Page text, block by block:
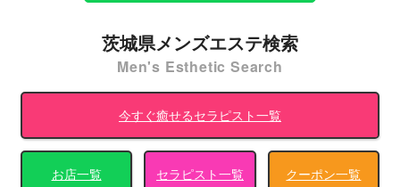
茨城県メンズエステ検索
Men's Esthetic Search
今すぐ癒せるセラピスト一覧
お店一覧 セラピスト一覧 クーポン一覧